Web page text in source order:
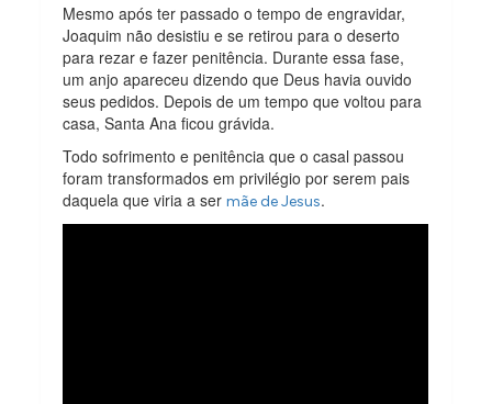
Mesmo após ter passado o tempo de engravidar,
Joaquim não desistiu e se retirou para o deserto
para rezar e fazer penitência. Durante essa fase,
um anjo apareceu dizendo que Deus havia ouvido
seus pedidos. Depois de um tempo que voltou para
casa, Santa Ana ficou grávida.
Todo sofrimento e penitência que o casal passou
foram transformados em privilégio por serem pais
daquela que viria a sermãe de Jesus.